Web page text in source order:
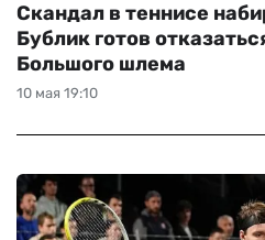
10 мая 19:10
Скандал в теннисе
Бублик готов
Большого шлема